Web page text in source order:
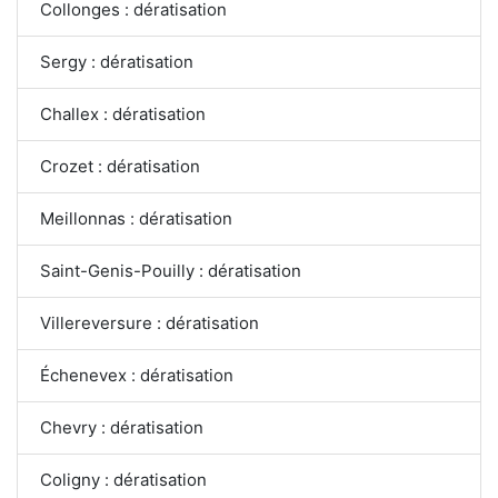
Collonges : dératisation
Sergy : dératisation
Challex : dératisation
Crozet : dératisation
Meillonnas : dératisation
Saint-Genis-Pouilly : dératisation
Villereversure : dératisation
Échenevex : dératisation
Chevry : dératisation
Coligny : dératisation